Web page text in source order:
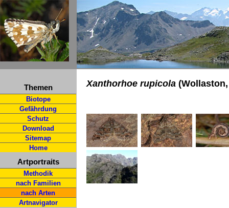
Themen
Biotope
Gefährdung
Schutz
Download
Sitemap
Home
Artportraits
Methodik
nach Familien
nach Arten
Artnavigator
Xanthorhoe rupicola (Wollaston,